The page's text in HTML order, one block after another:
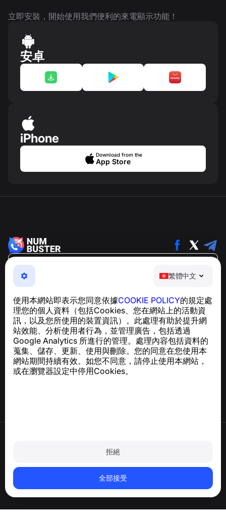
繁體中文
使用本網站即表示您同意依據COOKIE POLICY的規定處
理您的個人資料（包括Cookies、您在網站上的活動資
訊，以及您所使用的裝置資訊）。此處理有助於提升網
站效能、分析使用者行為，並管理廣告，包括透過
Google Analytics 所進行的管理。處理內容包括資料的
蒐集、儲存、更新、使用與刪除。您的同意在您使用本
網站期間持續有效。如您不同意，請停止使用本網站，
或在瀏覽器設定中停用Cookies。
拒絕
全部接受
立即安裝，開始使用我們便利的來電顯示功能！
安卓
iPhone
Download from the
App Store
NumBuster © 2013—2026 ·
support@numbuster.com
及騷擾內容
關於 GDPR 合規的諮詢：support@numbuster.com
說明中心
新聞與文章
關於專案
聯絡方式
刪除帳戶和個人資料